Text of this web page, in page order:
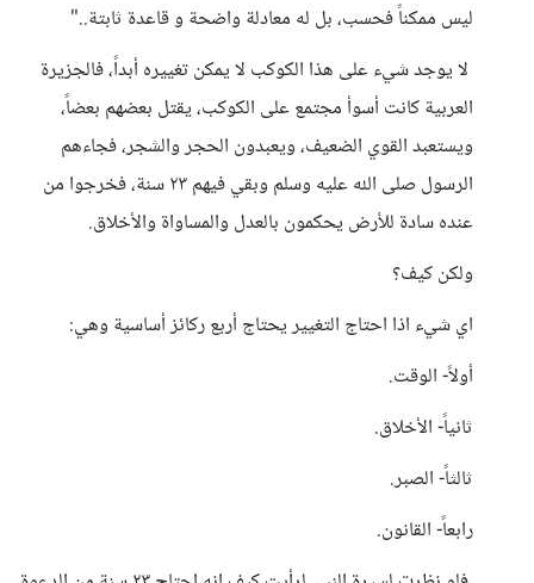
ليس ممكناً فحسب، بل له معادلة واضحة و قاعدة ثابتة.."
لا يوجد شيء على هذا الكوكب لا يمكن تغييره أبداً، فالجزيرة
العربية كانت أسوأ مجتمع على الكوكب، يقتل بعضهم بعضاً،
ويستعبد القوي الضعيف، ويعبدون الحجر والشجر، فجاءهم
الرسول صلى الله عليه وسلم وبقي فيهم ٢٣ سنة، فخرجوا من
عنده سادة للأرض يحكمون بالعدل والمساواة والأخلاق.
ولكن كيف؟
اي شيء اذا احتاج التغيير يحتاج أربع ركائز أساسية وهي:
أولاً- الوقت.
ثانياً- الأخلاق.
ثالثاً- الصبر.
رابعاً- القانون.